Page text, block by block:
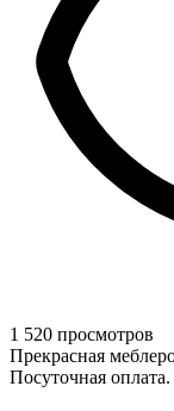
1 520 просмотров
Прекрасная
Посуточная оплата.